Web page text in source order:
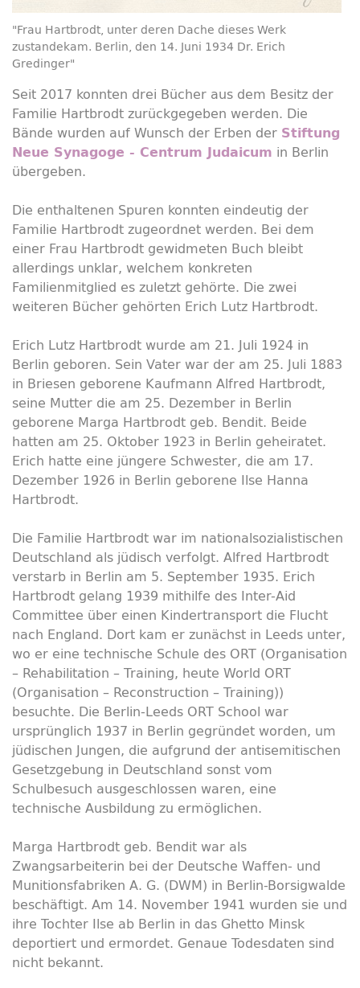
"Frau Hartbrodt, unter deren Dache dieses Werk
zustandekam. Berlin, den 14. Juni 1934 Dr. Erich
Gredinger"
Seit 2017 konnten drei Bücher aus dem Besitz der
Familie Hartbrodt zurückgegeben werden. Die
Bände wurden auf Wunsch der Erben der Stiftung
Neue Synagoge - Centrum Judaicum in Berlin
übergeben.
Die enthaltenen Spuren konnten eindeutig der
Familie Hartbrodt zugeordnet werden. Bei dem
einer Frau Hartbrodt gewidmeten Buch bleibt
allerdings unklar, welchem konkreten
Familienmitglied es zuletzt gehörte. Die zwei
weiteren Bücher gehörten Erich Lutz Hartbrodt.
Erich Lutz Hartbrodt wurde am 21. Juli 1924 in
Berlin geboren. Sein Vater war der am 25. Juli 1883
in Briesen geborene Kaufmann Alfred Hartbrodt,
seine Mutter die am 25. Dezember in Berlin
geborene Marga Hartbrodt geb. Bendit. Beide
hatten am 25. Oktober 1923 in Berlin geheiratet.
Erich hatte eine jüngere Schwester, die am 17.
Dezember 1926 in Berlin geborene Ilse Hanna
Hartbrodt.
Die Familie Hartbrodt war im nationalsozialistischen
Deutschland als jüdisch verfolgt. Alfred Hartbrodt
verstarb in Berlin am 5. September 1935. Erich
Hartbrodt gelang 1939 mithilfe des Inter-Aid
Committee über einen Kindertransport die Flucht
nach England. Dort kam er zunächst in Leeds unter,
wo er eine technische Schule des ORT (Organisation
– Rehabilitation – Training, heute World ORT
(Organisation – Reconstruction – Training))
besuchte. Die Berlin-Leeds ORT School war
ursprünglich 1937 in Berlin gegründet worden, um
jüdischen Jungen, die aufgrund der antisemitischen
Gesetzgebung in Deutschland sonst vom
Schulbesuch ausgeschlossen waren, eine
technische Ausbildung zu ermöglichen.
Marga Hartbrodt geb. Bendit war als
Zwangsarbeiterin bei der Deutsche Waffen- und
Munitionsfabriken A. G. (DWM) in Berlin-Borsigwalde
beschäftigt. Am 14. November 1941 wurden sie und
ihre Tochter Ilse ab Berlin in das Ghetto Minsk
deportiert und ermordet. Genaue Todesdaten sind
nicht bekannt.